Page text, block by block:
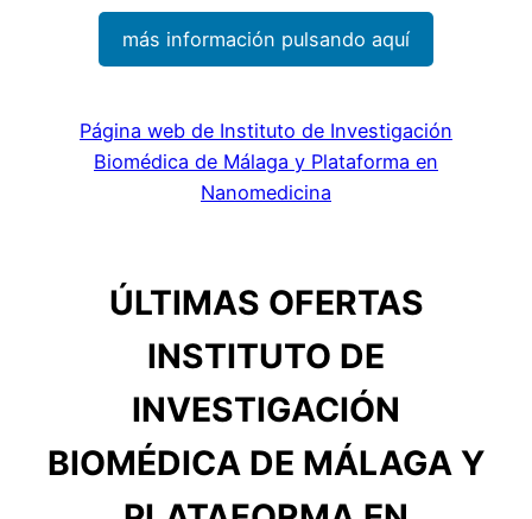
más información pulsando aquí
Página web de Instituto de Investigación
Biomédica de Málaga y Plataforma en
Nanomedicina
ÚLTIMAS OFERTAS
INSTITUTO DE
INVESTIGACIÓN
BIOMÉDICA DE MÁLAGA Y